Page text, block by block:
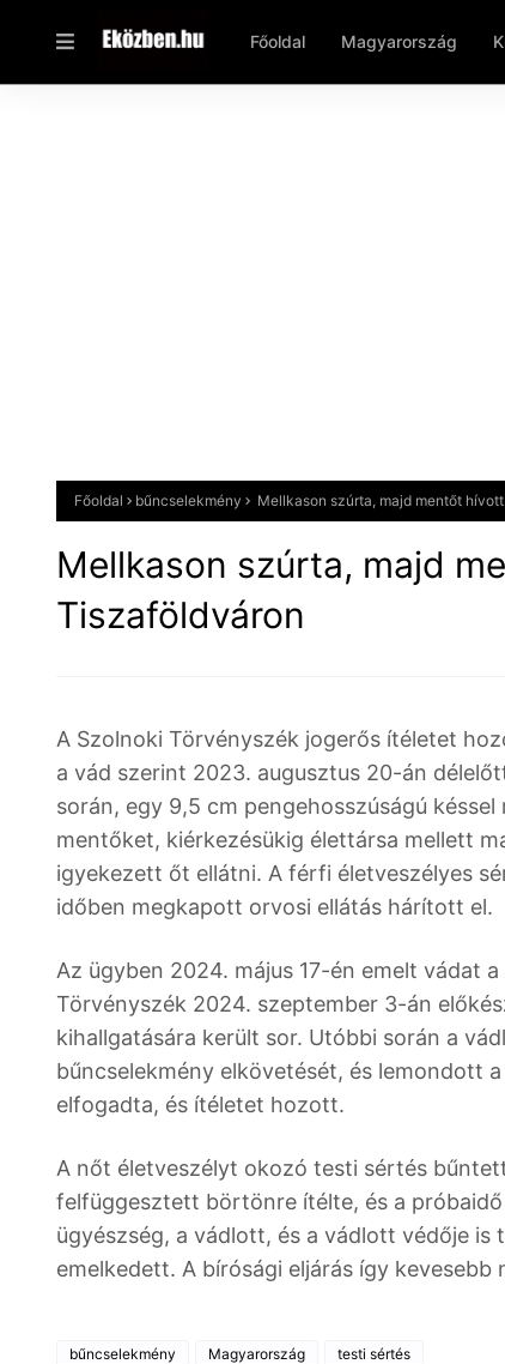
Főoldal Magyarország
Főoldal bűncselekmény Mellkason szúrta, majd mentőt
Mellkason szúrta, majd
Tiszaföldváron
A Szolnoki Törvényszék jogerős ítéletet
a vád szerint 2023. augusztus 20-án
során, egy 9,5 cm pengehosszúságú
mentőket, kiérkezésükig élettársa mellett
igyekezett őt ellátni. A férfi életveszélyes
időben megkapott orvosi ellátás hárított el.
Az ügyben 2024. május 17-én emelt vádat
Törvényszék 2024. szeptember 3-án
kihallgatására került sor. Utóbbi során a
bűncselekmény elkövetését, és lemondott
elfogadta, és ítéletet hozott.
A nőt életveszélyt okozó testi sértés
felfüggesztett börtönre ítélte, és a
ügyészség, a vádlott, és a vádlott védője
emelkedett. A bírósági eljárás így
bűncselekmény Magyarország testi sértés